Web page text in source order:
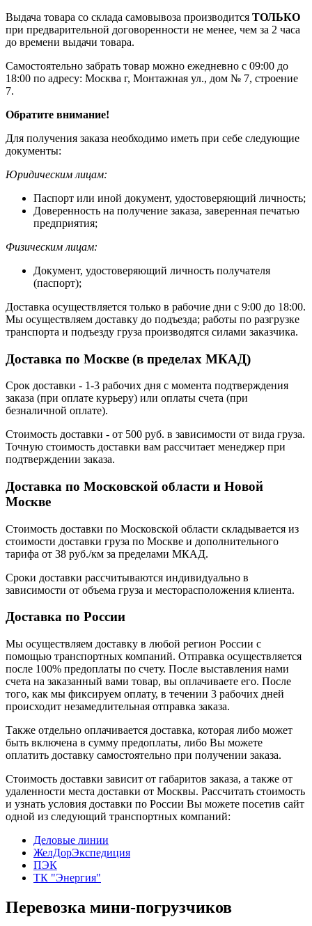
Выдача товара со склада самовывоза производится ТОЛЬКО
при предварительной договоренности не менее, чем за 2 часа
до времени выдачи товара.
Самостоятельно забрать товар можно ежедневно с 09:00 до
18:00 по адресу: Москва г, Монтажная ул., дом № 7, строение
7.
Обратите внимание!
Для получения заказа необходимо иметь при себе следующие
документы:
Юридическим лицам:
Паспорт или иной документ, удостоверяющий личность;
Доверенность на получение заказа, заверенная печатью
предприятия;
Физическим лицам:
Документ, удостоверяющий личность получателя
(паспорт);
Доставка осуществляется только в рабочие дни с 9:00 до 18:00.
Мы осуществляем доставку до подъезда; работы по разгрузке
транспорта и подъезду груза производятся силами заказчика.
Доставка по Москве (в пределах МКАД)
Срок доставки - 1-3 рабочих дня с момента подтверждения
заказа (при оплате курьеру) или оплаты счета (при
безналичной оплате).
Стоимость доставки - от 500 руб. в зависимости от вида груза.
Точную стоимость доставки вам рассчитает менеджер при
подтверждении заказа.
Доставка по Московской области и Новой
Москве
Стоимость доставки по Московской области складывается из
стоимости доставки груза по Москве и дополнительного
тарифа от 38 руб./км за пределами МКАД.
Сроки доставки рассчитываются индивидуально в
зависимости от объема груза и месторасположения клиента.
Доставка по России
Мы осуществляем доставку в любой регион России с
помощью транспортных компаний. Отправка осуществляется
после 100% предоплаты по счету. После выставления нами
счета на заказанный вами товар, вы оплачиваете его. После
того, как мы фиксируем оплату, в течении 3 рабочих дней
происходит незамедлительная отправка заказа.
Также отдельно оплачивается доставка, которая либо может
быть включена в сумму предоплаты, либо Вы можете
оплатить доставку самостоятельно при получении заказа.
Стоимость доставки зависит от габаритов заказа, а также от
удаленности места доставки от Москвы. Рассчитать стоимость
и узнать условия доставки по России Вы можете посетив сайт
одной из следующий транспортных компаний:
Деловые линии
ЖелДорЭкспедиция
ПЭК
ТК "Энергия"
Перевозка мини-погрузчиков